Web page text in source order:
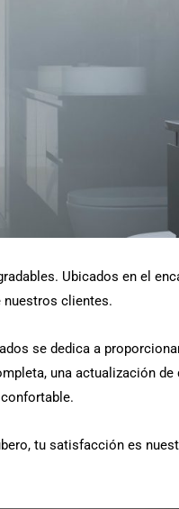
Ubicados en el
nuestros clientes.
se dedica a
una actualización
tu satisfacción es